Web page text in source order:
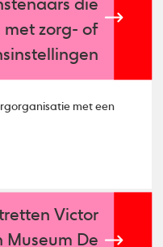
die
met zorg- of
met een
Victor
Museum De